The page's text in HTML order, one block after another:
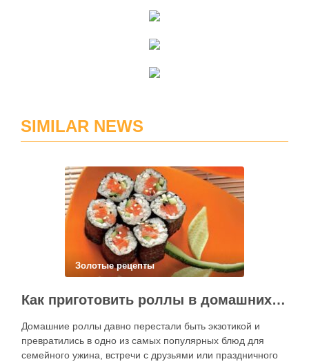
SIMILAR NEWS
Золотые рецепты
Как приготовить роллы в домашних условиях?
Домашние роллы давно перестали быть экзотикой и
превратились в одно из самых популярных блюд для
семейного ужина, встречи с друзьями или праздничного